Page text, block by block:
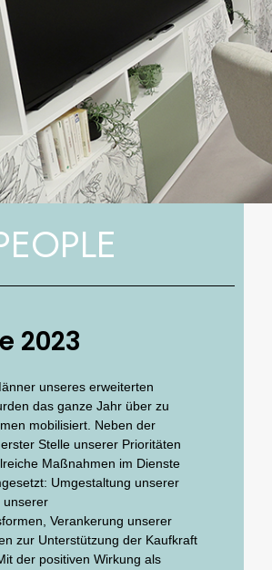
2023
unseres erweiterten
das ganze Jahr über zu
mobilisiert. Neben der
Stelle unserer Prioritäten
Maßnahmen im Dienste
Umgestaltung unserer
unserer
Verankerung unserer
zur Unterstützung der Kaufkraft
der positiven Wirkung als